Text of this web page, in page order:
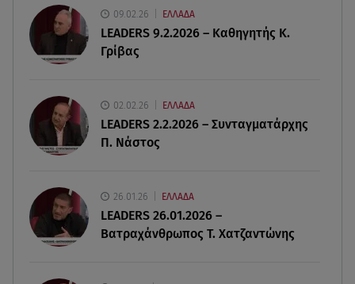
το φονικό τροχαίο
08.08.26 , 13:06
08.08.26 , 12:42
Κρήτη: Η Αστυνομία διαψεύδει την απόπειρα
ασέλγειας σε ανήλικη
08.08.26 , 12:30
Πρωταγωνίστρια της Λάμψης: «Στο θέατρο με
σνόμπαραν πάρα πολύ»
09.02.26 ΕΛΛΑΔΑ
LEADERS 9.2.2026 – Καθηγητής Κ.
Γρίβας
02.02.26 ΕΛΛΑΔΑ
LEADERS 2.2.2026 – Συνταγματάρχης
Π. Νάστος
26.01.26 ΕΛΛΑΔΑ
LEADERS 26.01.2026 –
Βατραχάνθρωπος Τ. Χατζαντώνης